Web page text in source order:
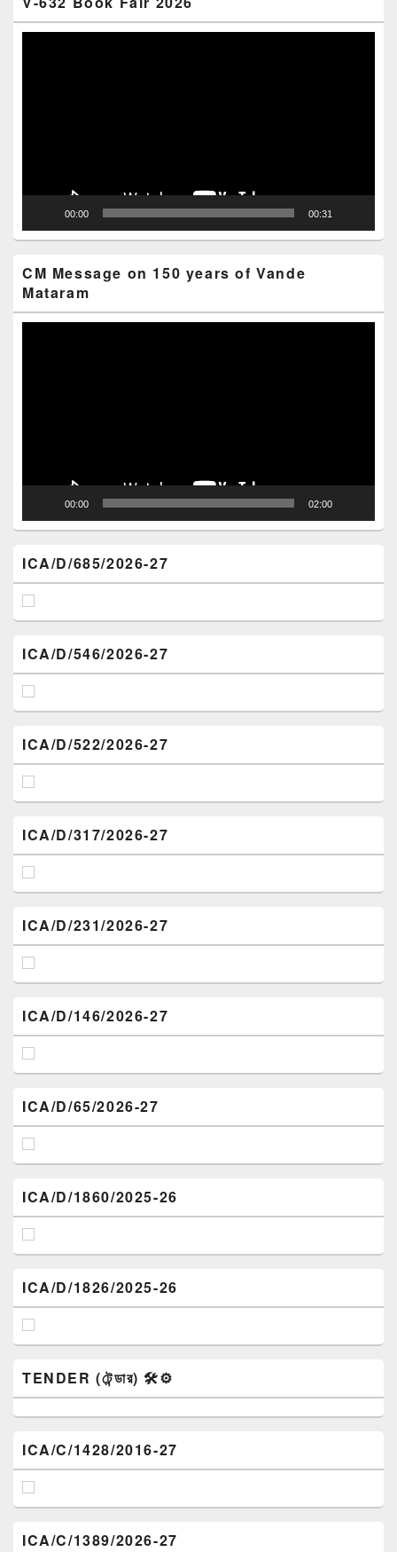
00:00 00:31
CM Message on 150 years of Vande
Mataram
00:00 02:00
ICA/D/685/2026-27
ICA/D/546/2026-27
ICA/D/522/2026-27
ICA/D/317/2026-27
ICA/D/231/2026-27
ICA/D/146/2026-27
ICA/D/65/2026-27
ICA/D/1860/2025-26
ICA/D/1826/2025-26
TENDER (টেন্ডার) 🛠️⚙️
ICA/C/1428/2016-27
ICA/C/1389/2026-27